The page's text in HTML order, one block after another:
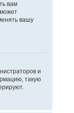
вам
вашу
и
такую